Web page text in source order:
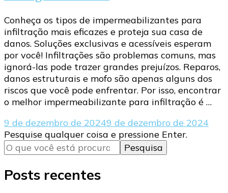
Conheça os tipos de impermeabilizantes para
infiltração mais eficazes e proteja sua casa de
danos. Soluções exclusivas e acessíveis esperam
por você! Infiltrações são problemas comuns, mas
ignorá-las pode trazer grandes prejuízos. Reparos,
danos estruturais e mofo são apenas alguns dos
riscos que você pode enfrentar. Por isso, encontrar
o melhor impermeabilizante para infiltração é …
9 de dezembro de 20249 de dezembro de 2024
Procurando
algo?
Pesquise qualquer coisa e pressione Enter.
Posts recentes